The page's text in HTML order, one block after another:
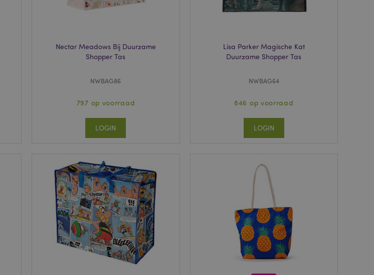
Nectar Meadows Bij Duurzame
Shopper Tas
NWBAG86
797 op voorraad
LOGIN
Lisa Parker Magische Kat
Duurzame Shopper Tas
NWBAG64
846 op voorraad
LOGIN